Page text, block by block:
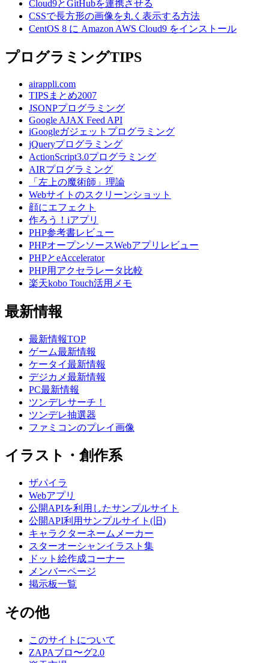
Cloud9とGitHubを連携させる
CSSで長方形の画像を丸く表示する方法
CentOS 8 に Amazon AWS Cloud9 をインストール
プログラミングTIPS
airappli.com
TIPSまとめ2007
JSONPプログラミング
Google AJAX Feed API
iGoogleガジェットプログラミング
jQueryプログラミング
ActionScript3.0プログラミング
AIRプログラミング
「左上の魔術師」理論
Webサイトのスクリーンショット
顔にエフェクト
作ろう！iアプリ
PHP参考書レビュー
PHPオープンソースWebアプリレビュー
PHPとeAccelerator
PHP用アクセラレータ比較
楽天kobo Touch活用メモ
最新情報
最新情報TOP
ゲーム最新情報
ケータイ最新情報
デジカメ最新情報
PC最新情報
ツンデレサーチ！
ツンデレ抽選器
ファミコンのプレイ画像
イラスト・創作系
ザパイラ
Webアプリ
公開APIを利用したサンプルサイト
公開API利用サンプルサイト(旧)
キャラクターネームメーカー
スターオーシャンイラスト集
ドット絵作成コーナー
メンバーページ
掲示板一覧
その他
このサイトについて
ZAPAブロ〜グ2.0